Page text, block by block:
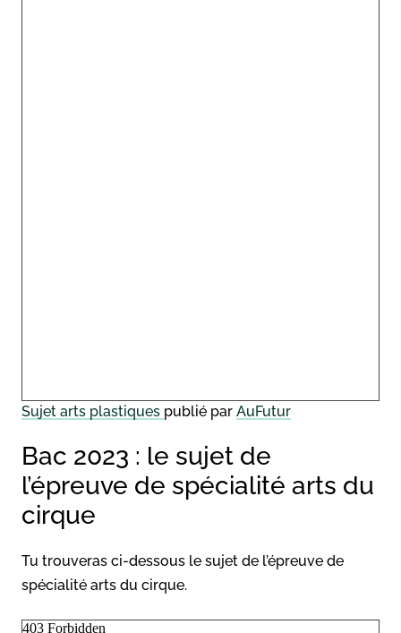
Sujet arts plastiques publié par AuFutur
Bac 2023 : le sujet de
l’épreuve de spécialité arts du
cirque
Tu trouveras ci-dessous le sujet de l’épreuve de
spécialité arts du cirque.